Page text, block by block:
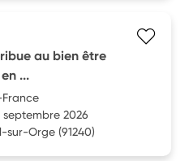
au bien être
...
2026
sur-Orge (91240)